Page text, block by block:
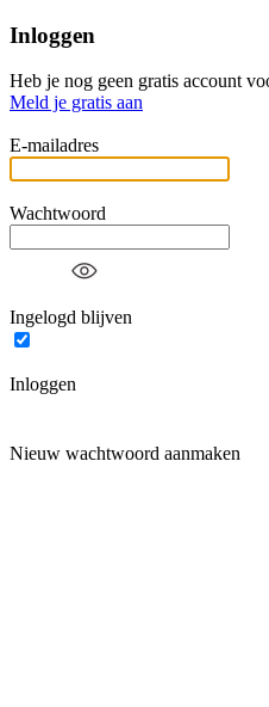
Inloggen
Heb je nog geen gratis account
Meld je gratis aan
E-mailadres
Wachtwoord
Ingelogd blijven
Inloggen
Nieuw wachtwoord aanmaken